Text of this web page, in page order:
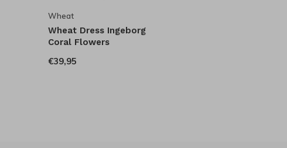
Wheat
Wheat Dress Ingeborg
Coral Flowers
€39,95